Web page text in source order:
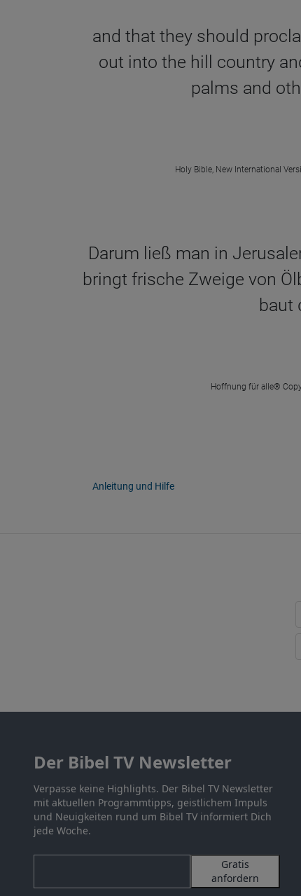
and that they should
out into the hill country
palms and
Holy Bible, New International
Darum ließ man in
bringt frische Zweige von
baut
Hoffnung für alle®
Anleitung und Hilfe
Der Bibel TV Newsletter
Verpasse keine Highlights. Der Bibel TV Newsletter
mit aktuellen Programmtipps, geistlichem Impuls
und Neuigkeiten rund um Bibel TV informiert Dich
jede Woche.
Gratis
anfordern